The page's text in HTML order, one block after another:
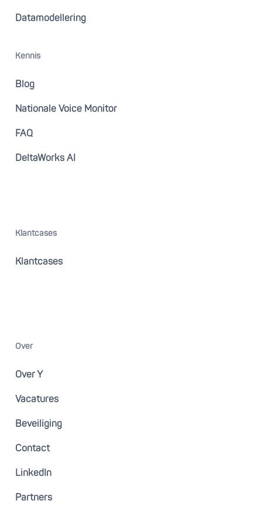
Datamodellering
Kennis
Blog
Nationale Voice Monitor
FAQ
DeltaWorks AI
Klantcases
Klantcases
Over
Over Y
Vacatures
Beveiliging
Contact
LinkedIn
Partners